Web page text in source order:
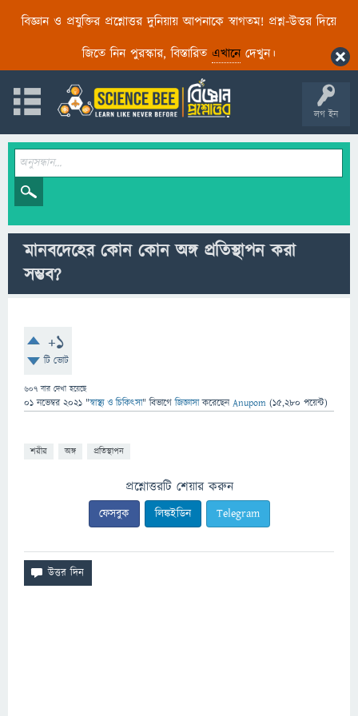
বিজ্ঞান ও প্রযুক্তির প্রশ্নোত্তর দুনিয়ায় আপনাকে স্বাগতম! প্রশ্ন-উত্তর দিয়ে
জিতে নিন পুরস্কার, বিস্তারিত এখানেদেখুন।
লগ ইন
মানবদেহের কোন কোন অঙ্গ প্রতিস্থাপন করা
সম্ভব?
+1
টি ভোট
607 বার দেখা হয়েছে
01 নভেম্বর 2021 "স্বাস্থ্য ও চিকিৎসা" বিভাগে জিজ্ঞাসাকরেছেনAnupom (15,280 পয়েন্ট)
শরীর অঙ্গ প্রতিস্থাপন
প্রশ্নোত্তরটি শেয়ার করুন
ফেসবুক লিঙ্কইডিন Telegram